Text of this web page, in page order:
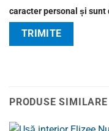
caracter personal și
PRODUSE SIMILARE